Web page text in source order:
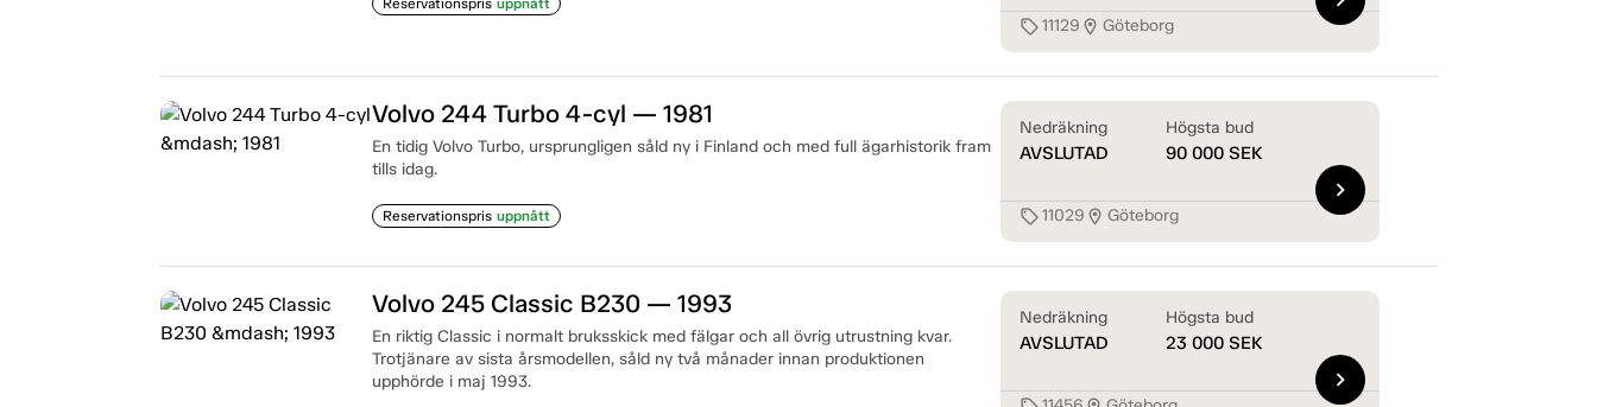
sell11129 location_on Göteborg
Volvo 244 Turbo 4-cyl — 1981
En tidig Volvo Turbo, ursprungligen såld ny i Finland och med full ägarhistorik fram
tills idag.
Reservationspris uppnått
Nedräkning
AVSLUTAD
Högsta bud
90 000 SEK
sell11029 location_on Göteborg
chevron_right
Volvo 245 Classic B230 — 1993
En riktig Classic i normalt bruksskick med fälgar och all övrig utrustning kvar.
Trotjänare av sista årsmodellen, såld ny två månader innan produktionen
upphörde i maj 1993.
Nedräkning
AVSLUTAD
Högsta bud
23 000 SEK
chevron_right